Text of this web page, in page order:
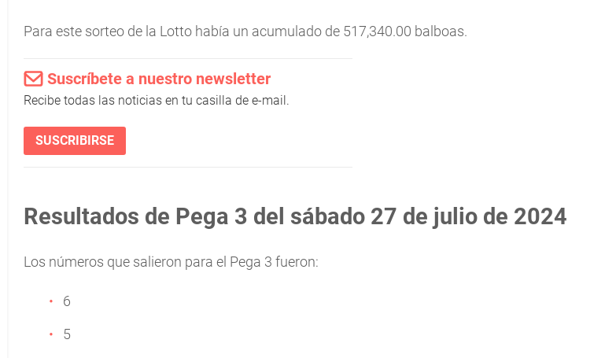
Para este sorteo de la Lotto había un acumulado de 517,340.00 balboas.
Suscríbete a nuestro newsletter
Recibe todas las noticias en tu casilla de e-mail.
SUSCRIBIRSE
Resultados de Pega 3 del sábado 27 de julio de 2024
Los números que salieron para el Pega 3 fueron:
6
5